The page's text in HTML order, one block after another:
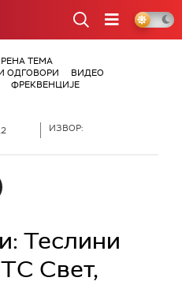
ТЕМА
ОДГОВОРИ
ВИДЕО
ФРЕКВЕНЦИЈЕ
ИЗВОР:
Теслини
Свет,